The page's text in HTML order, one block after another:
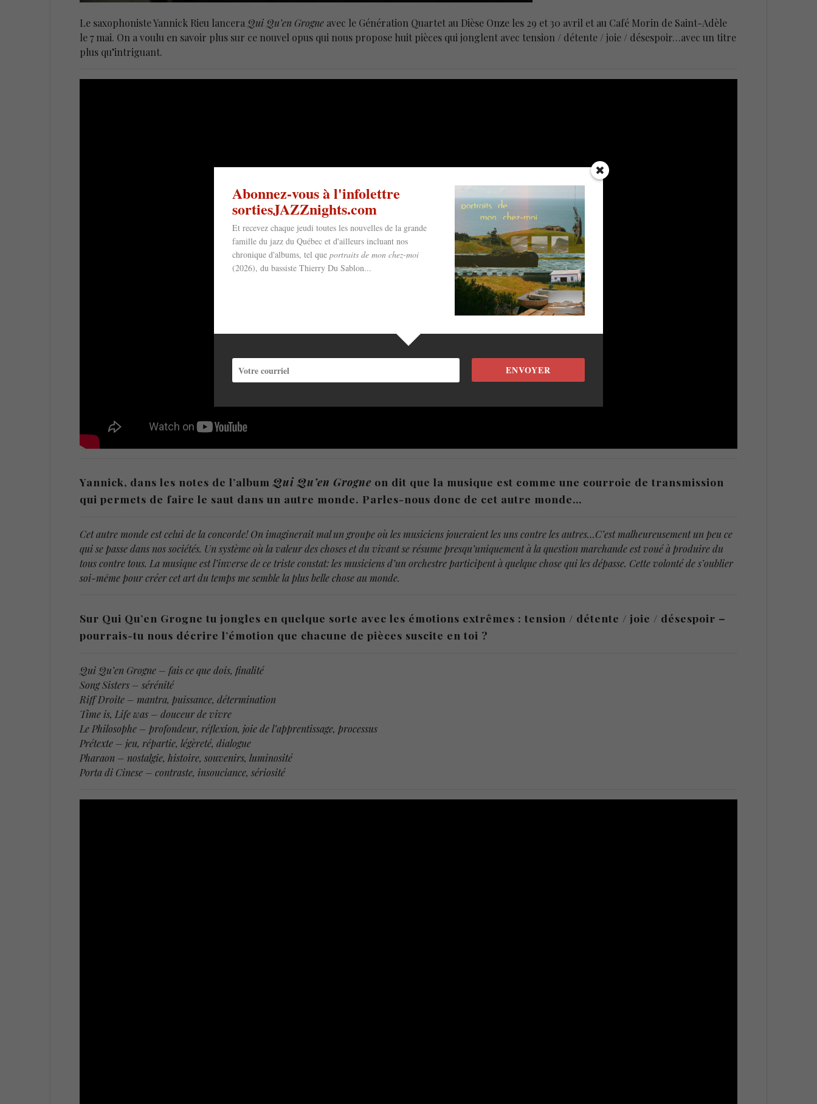
Le saxophoniste Yannick Rieu lanceraQui Qu’en Grogne avec le Génération Quartet au Dièse Onze les 29 et 30 avril et au Café Morin de Saint-Adèle
le 7 mai. On a voulu en savoir plus sur ce nouvel opus qui nous propose huit pièces qui jonglent avec tension / détente / joie / désespoir…avec un titre
plus qu’intriguant.
Yannick, dans les notes de l’albumQui Qu’en Grogne on dit que la musique est comme une courroie de transmission
qui permets de faire le saut dans un autre monde. Parles-nous donc de cet autre monde…
Cet autre monde est celui de la concorde! On imaginerait mal un groupe où les musiciens joueraient les uns contre les autres…C’est malheureusement un peu ce
qui se passe dans nos sociétés. Un système où la valeur des choses et du vivant se résume presqu’uniquement à la question marchande est voué à produire du
tous contre tous. La musique est l’inverse de ce triste constat: les musiciens d’un orchestre participent à quelque chose qui les dépasse. Cette volonté de s’oublier
soi-même pour créer cet art du temps me semble la plus belle chose au monde.
Sur Qui Qu’en Grogne tu jongles en quelque sorte avec les émotions extrêmes : tension / détente / joie / désespoir –
pourrais-tu nous décrire l’émotion que chacune de pièces suscite en toi ?
Qui Qu’en Grogne – fais ce que dois, finalité
Song Sisters – sérénité
Riff Droite – mantra, puissance, détermination
Time is, Life was – douceur de vivre
Le Philosophe – profondeur, réflexion, joie de l’apprentissage, processus
Prétexte – jeu, répartie, légèreté, dialogue
Pharaon – nostalgie, histoire, souvenirs, luminosité
Porta di Cinese – contraste, insouciance, sériosité
Abonnez-vous à l'infolettre
sortiesJAZZnights.com
Et recevez chaque jeudi toutes les nouvelles de la grande
famille du jazz du Québec et d'ailleurs incluant nos
chronique d'albums, tel que portraits de mon chez-moi
(2026), du bassiste Thierry Du Sablon...
ENVOYER